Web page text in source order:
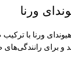
ورنا
ورنا با
و برای